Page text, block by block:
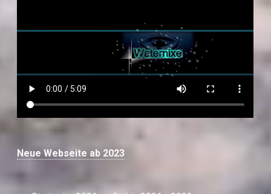
Neue Webseite ab 2023